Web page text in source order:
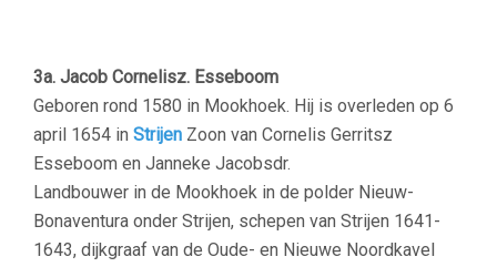
3a. Jacob Cornelisz. Esseboom
Geboren rond 1580 in Mookhoek. Hij is overleden op 6
april 1654 in Strijen Zoon van Cornelis Gerritsz
Esseboom en Janneke Jacobsdr.
Landbouwer in de Mookhoek in de polder Nieuw-
Bonaventura onder Strijen, schepen van Strijen 1641-
1643, dijkgraaf van de Oude- en Nieuwe Noordkavel